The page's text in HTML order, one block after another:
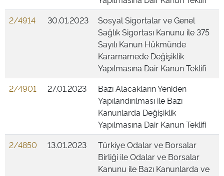
2/4914
30.01.2023
Sosyal Sigortalar ve Genel
Sağlık Sigortası Kanunu ile 375
Sayılı Kanun Hükmünde
Kararnamede Değişiklik
Yapılmasına Dair Kanun Teklifi
2/4901
27.01.2023
Bazı Alacakların Yeniden
Yapılandırılması ile Bazı
Kanunlarda Değişiklik
Yapılmasına Dair Kanun Teklifi
2/4850
13.01.2023
Türkiye Odalar ve Borsalar
Birliği ile Odalar ve Borsalar
Kanunu ile Bazı Kanunlarda ve